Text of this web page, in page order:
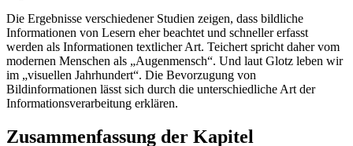
Die Ergebnisse verschiedener Studien zeigen, dass bildliche
Informationen von Lesern eher beachtet und schneller erfasst
werden als Informationen textlicher Art. Teichert spricht daher vom
modernen Menschen als „Augenmensch“. Und laut Glotz leben wir
im „visuellen Jahrhundert“. Die Bevorzugung von
Bildinformationen lässt sich durch die unterschiedliche Art der
Informationsverarbeitung erklären.
Zusammenfassung der Kapitel